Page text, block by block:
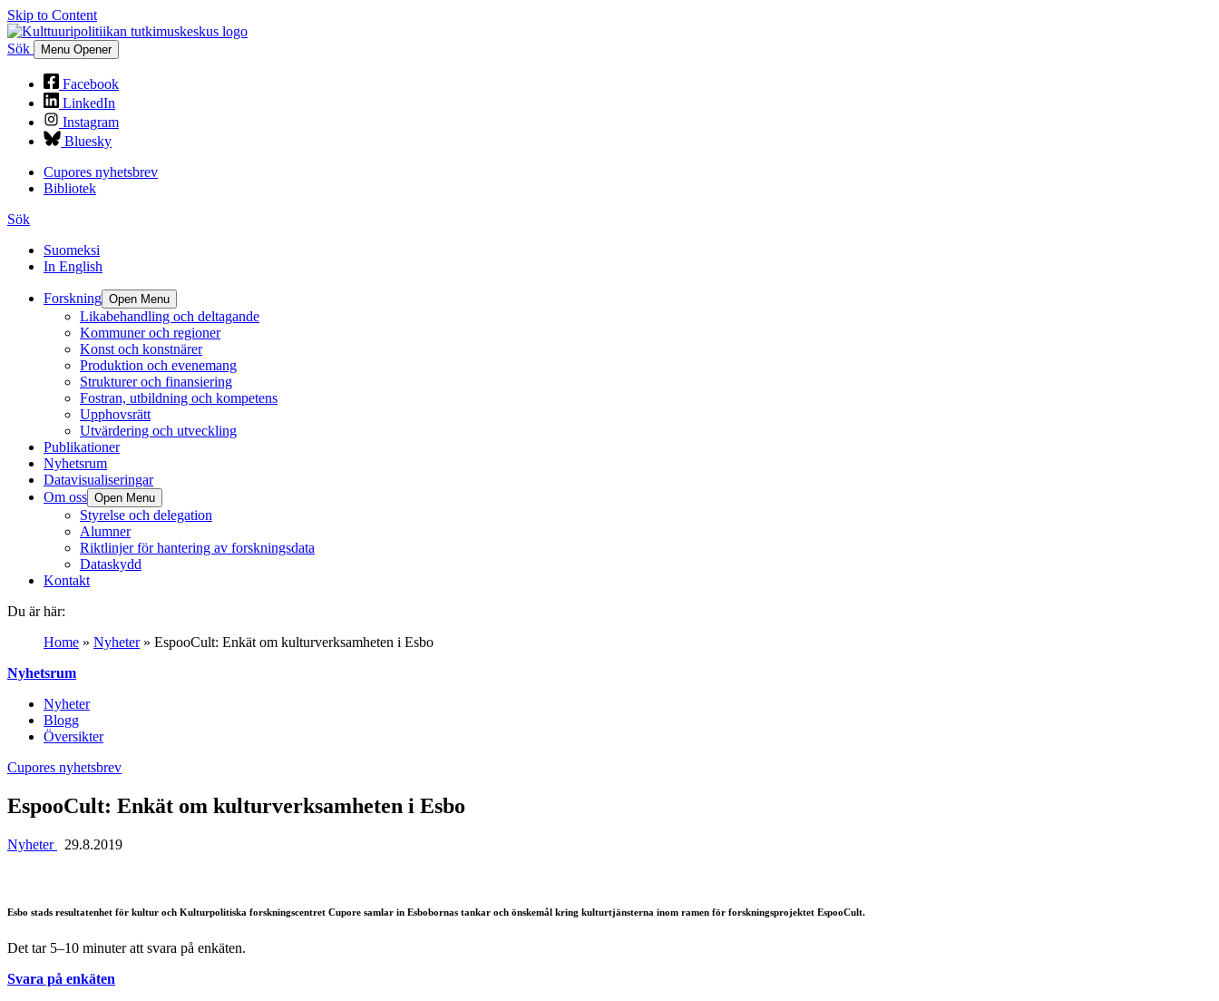
Skip to Content
Sök Menu Opener
Facebook
LinkedIn
Instagram
Bluesky
Cupores nyhetsbrev
Bibliotek
Sök
Suomeksi
In English
Forskning Open Menu
Likabehandling och deltagande
Kommuner och regioner
Konst och konstnärer
Produktion och evenemang
Strukturer och finansiering
Fostran, utbildning och kompetens
Upphovsrätt
Utvärdering och utveckling
Publikationer
Nyhetsrum
Datavisualiseringar
Om oss Open Menu
Styrelse och delegation
Alumner
Riktlinjer för hantering av forskningsdata
Dataskydd
Kontakt
Du är här:
Home » Nyheter» EspooCult: Enkät om kulturverksamheten i Esbo
Nyhetsrum
Nyheter
Blogg
Översikter
Cupores nyhetsbrev
EspooCult: Enkät om kulturverksamheten i Esbo
Nyheter 29.8.2019
Esbo stads resultatenhet för kultur och Kulturpolitiska forskningscentret Cupore samlar in Esbobornas tankar och önskemål kring kulturtjänsterna inom ramen för forskningsprojektet EspooCult.
Det tar 5–10 minuter att svara på enkäten.
Svara på enkäten